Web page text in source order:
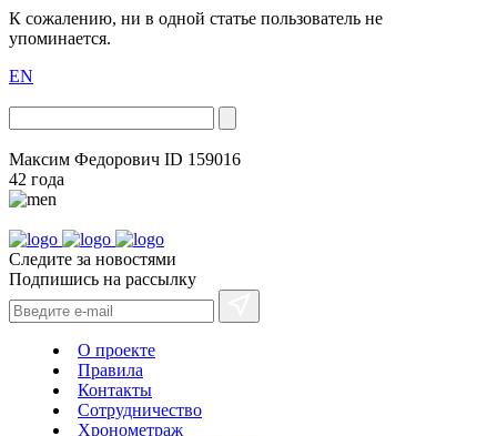
К сожалению, ни в одной статье пользователь не
упоминается.
EN
Максим Федорович ID 159016
42 года
Следите за новостями
Подпишись на рассылку
О проекте
Правила
Контакты
Сотрудничество
Хронометраж